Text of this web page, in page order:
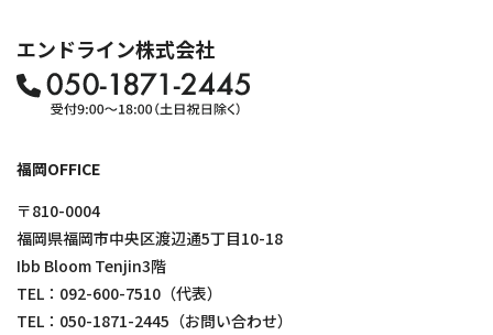
エンドライン株式会社
福岡OFFICE
〒810-0004
福岡県福岡市中央区渡辺通5丁目10-18
Ibb Bloom Tenjin3階
TEL： 092-600-7510 （代表）
TEL： 050-1871-2445 （お問い合わせ）